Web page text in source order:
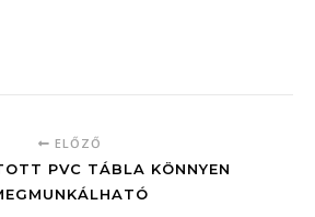
ELŐZŐ
PVC TÁBLA KÖNNYEN